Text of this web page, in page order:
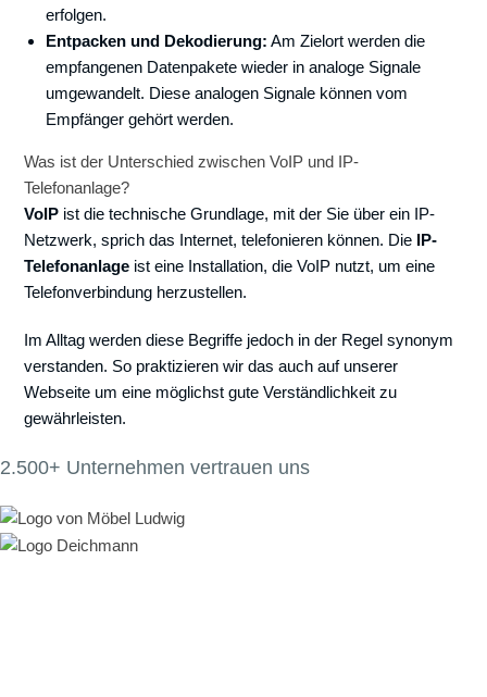
erfolgen.
Entpacken und Dekodierung: Am Zielort werden die
empfangenen Datenpakete wieder in analoge Signale
umgewandelt. Diese analogen Signale können vom
Empfänger gehört werden.
Was ist der Unterschied zwischen VoIP und IP-
Telefonanlage?
VoIP ist die technische Grundlage, mit der Sie über ein IP-
Netzwerk, sprich das Internet, telefonieren können. Die IP-
Telefonanlage ist eine Installation, die VoIP nutzt, um eine
Telefonverbindung herzustellen.
Im Alltag werden diese Begriffe jedoch in der Regel synonym
verstanden. So praktizieren wir das auch auf unserer
Webseite um eine möglichst gute Verständlichkeit zu
gewährleisten.
2.500+ Unternehmen vertrauen uns